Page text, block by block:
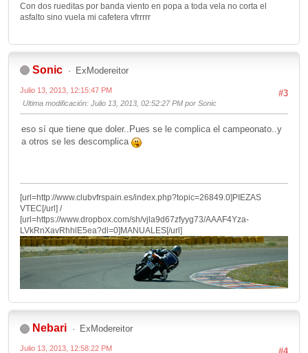
Con dos rueditas por banda viento en popa a toda vela no corta el
asfalto sino vuela mi cafetera vfrrrrr
Sonic ExModereitor
#3
Julio 13, 2013, 12:15:47 PM
Ultima modificación: Julio 13, 2013, 02:52:27 PM por Sonic
eso sí que tiene que doler..Pues se le complica el campeonato..y
a otros se les descomplica
[url=http://www.clubvfrspain.es/index.php?topic=26849.0]PIEZAS
VTEC[/url] /
[url=https://www.dropbox.com/sh/vjla9d67zfyyg73/AAAF4Yza-
LVkRnXavRhhlE5ea?dl=0]MANUALES[/url]
Nebari ExModereitor
Julio 13, 2013, 12:58:22 PM